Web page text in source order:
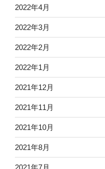
2022年4月
2022年3月
2022年2月
2022年1月
2021年12月
2021年11月
2021年10月
2021年8月
2021年7月